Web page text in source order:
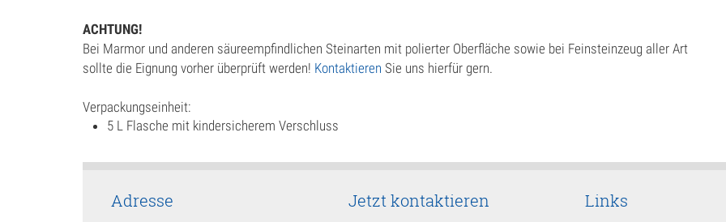
ACHTUNG!
Bei Marmor und anderen säureempfindlichen Steinarten mit polierter Oberfläche sowie bei Feinsteinzeug aller Art
sollte die Eignung vorher überprüft werden! Kontaktieren Sie uns hierfür gern.
Verpackungseinheit:
5 L Flasche mit kindersicherem Verschluss
Adresse Jetzt kontaktieren Links